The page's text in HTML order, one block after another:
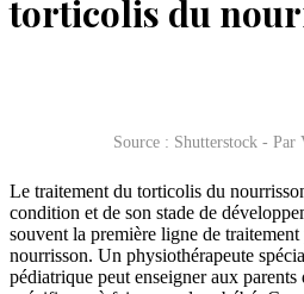
torticolis du
Source : Shutterstock -
Le traitement du torticolis du
condition et de son stade de
souvent la première ligne de
nourrisson. Un physiothérapeute
pédiatrique peut enseigner aux parents